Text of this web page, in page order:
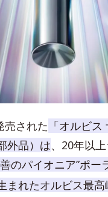
売された 「オルビ
外品）は、20年以
のパイオニア”ポー
まれたオルビス最